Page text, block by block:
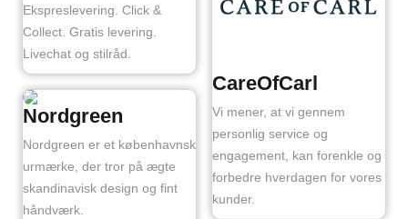
Ekspreslevering. Click &
Collect. Gratis levering.
Livechat og stilråd.
Nordgreen
Nordgreen er et københavnsk
urmærke, der tror på ægte
skandinavisk design og fint
håndværk.
CareOfCarl
Vi mener, at vi gennem
personlig service og
engagement, kan forenkle og
forbedre hverdagen for vores
kunder.